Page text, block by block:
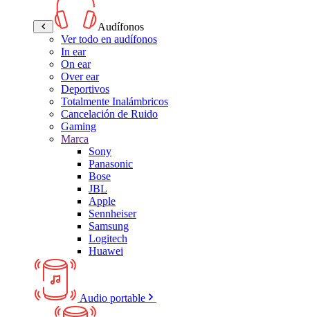
Audífonos
Ver todo en audífonos
In ear
On ear
Over ear
Deportivos
Totalmente Inalámbricos
Cancelación de Ruido
Gaming
Marca
Sony
Panasonic
Bose
JBL
Apple
Sennheiser
Samsung
Logitech
Huawei
Audio portable